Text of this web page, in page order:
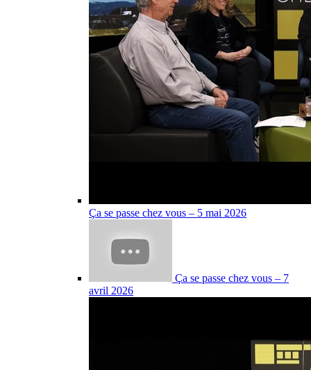
Ça se passe chez vous – 5 mai 2026
Ça se passe chez vous – 7
avril 2026